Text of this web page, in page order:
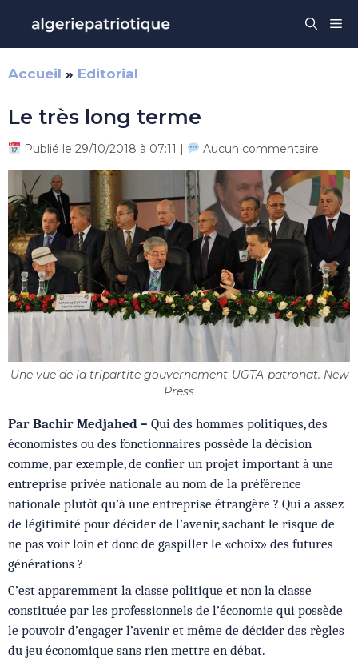
contenu
Accueil » Editorial
Le très long terme
Publié le 29/10/2018 à 07:11 | Aucun commentaire
Une vue de la tripartite gouvernement-UGTA-patronat. New
Press
Par Bachir Medjahed – Qui des hommes politiques, des
économistes ou des fonctionnaires possède la décision
comme, par exemple, de confier un projet important à une
entreprise privée nationale au nom de la préférence
nationale plutôt qu’à une entreprise étrangère ? Qui a assez
de légitimité pour décider de l’avenir, sachant le risque de
ne pas voir loin et donc de gaspiller le «choix» des futures
générations ?
C’est apparemment la classe politique et non la classe
constituée par les professionnels de l’économie qui possède
le pouvoir d’engager l’avenir et même de décider des règles
du jeu économique sans rien mettre en débat.